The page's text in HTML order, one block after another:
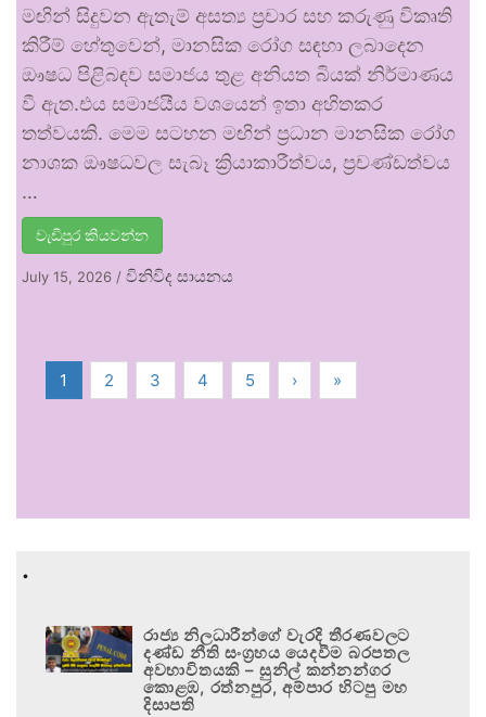
මඟින් සිදුවන ඇතැම් අසත්‍ය ප්‍රචාර සහ කරුණු විකෘති
කිරීම් හේතුවෙන්, මානසික රෝග සඳහා ලබාදෙන
ඖෂධ පිළිබඳව සමාජය තුළ අනියත බියක් නිර්මාණය
වී ඇත.එය සමාජයීය වශයෙන් ඉතා අහිතකර
තත්වයකි. මෙම සටහන මඟින් ප්‍රධාන මානසික රෝග
නාශක ඖෂධවල සැබෑ ක්‍රියාකාරීත්වය, ප්‍රචණ්ඩත්වය
…
වැඩිපුර කියවන්න
July 15, 2026 / විනිවිද සායනය
1 2 3 4 5 › »
.
රාජ්‍ය නිලධාරීන්ගේ වැරදි තීරණවලට
දණ්ඩ නීති සංග්‍රහය යෙදවීම බරපතල
අවභාවිතයකි – සුනිල් කන්නන්ගර
කොළඹ, රත්නපුර, අම්පාර හිටපු මහ
දිසාපති